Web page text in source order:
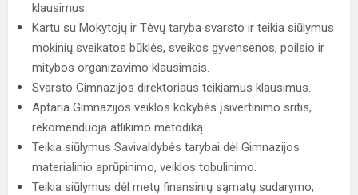
klausimus.
Kartu su Mokytojų ir Tėvų taryba svarsto ir teikia siūlymus
mokinių sveikatos būklės, sveikos gyvensenos, poilsio ir
mitybos organizavimo klausimais.
Svarsto Gimnazijos direktoriaus teikiamus klausimus.
Aptaria Gimnazijos veiklos kokybės įsivertinimo sritis,
rekomenduoja atlikimo metodiką.
Teikia siūlymus Savivaldybės tarybai dėl Gimnazijos
materialinio aprūpinimo, veiklos tobulinimo.
Teikia siūlymus dėl metų finansinių sąmatų sudarymo,